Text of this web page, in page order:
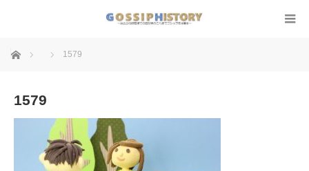
ホーム 1579
1579